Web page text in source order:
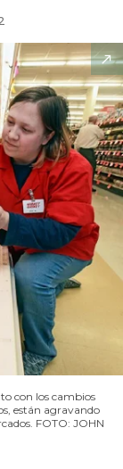
con los cambios
están agravando
FOTO: JOHN